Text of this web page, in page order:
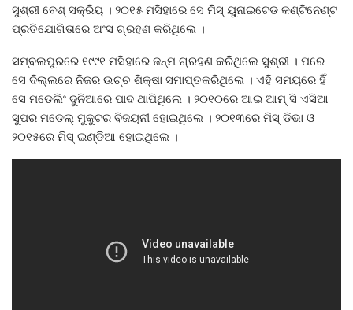
ସୁଶ୍ରୀ ବେଶ୍‌ ସକ୍ରିୟ । ୨୦୧୫ ମସିହାରେ ସେ ମିସ୍‌ ୟୁନାଇଟେଡ କଣ୍ଟିନେଣ୍ଟ
ପ୍ରତିଯୋଗିତାରେ ଅଂସ ଗ୍ରହଣ କରିଥିଲେ ।
ସମ୍ବଲପୁରରେ ୧୯୯୧ ମସିହାରେ ଜନ୍ମ ଗ୍ରହଣ କରିଥିଲେ ସୁଶ୍ରୀ । ପରେ
ସେ ଦିଲ୍ଲରେ ନିଜର ଉଚ୍ଚ ଶିକ୍ଷା ସମାପ୍ତକରିଥିଲେ । ଏହି ସମୟରେ ହିଁ
ସେ ମଡେଲିଂ ଦୁନିଆରେ ପାଦ ଥାପିଥିଲେ । ୨୦୧୦ରେ ଆଇ ଆମ୍‌ ସି ଏସିଆ
ସୁପର ମଡେଲ୍‌ ମୁକୁଟର ବିଜୟନୀ ହୋଇଥିଲେ । ୨୦୧୩ରେ ମିସ୍‌ ଡିଭା ଓ
୨୦୧୫ରେ ମିସ୍‌ ଇଣ୍ଡିଆ ହୋଇଥିଲେ ।